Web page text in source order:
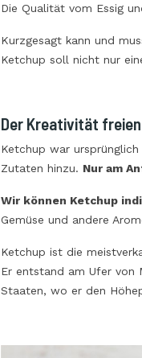
Die Qualität vom Essig
Kurzgesagt kann und
Ketchup soll nicht nur
Der Kreativität
Ketchup war
Zutaten hinzu. Nur am
Wir können Ketchup
Gemüse und andere
Ketchup ist die
Er entstand am Ufer von
Staaten, wo er den